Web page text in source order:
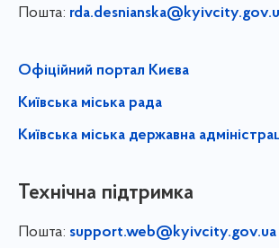
Пошта:
Офіційний портал Києва
Київська міська рада
Київська міська державна
Технічна підтримка
Пошта: support.web@kyivcity.gov.ua